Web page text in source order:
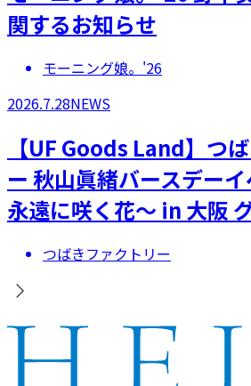
関するお知らせ
モーニング娘。'26
2026.7.28NEWS
【UF Goods Land】つ
ー 秋山眞緒バースデー
永遠に咲く花～ in 大阪
つばきファクトリー